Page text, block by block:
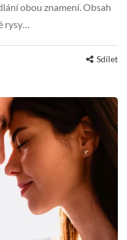
obou znamení. Obsah
rysy…
Sdílet